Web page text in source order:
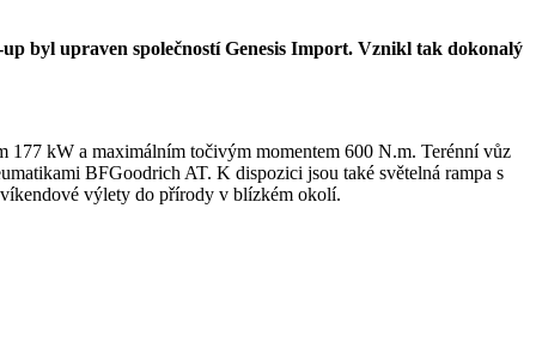
byl upraven společností Genesis Import. Vznikl tak dokonalý
177 kW a maximálním točivým momentem 600 N.m. Terénní vůz
BFGoodrich AT. K dispozici jsou také světelná rampa s
výlety do přírody v blízkém okolí.